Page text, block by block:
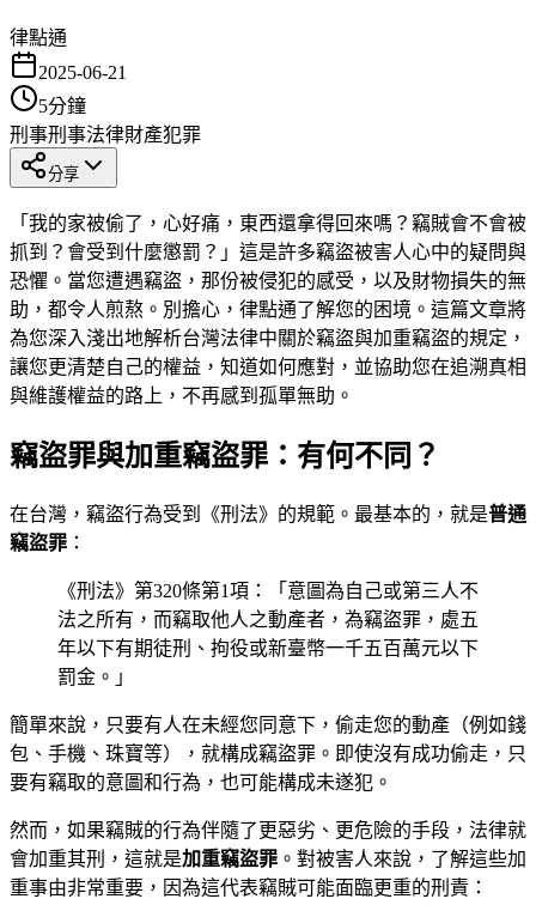
律點通
2025-06-21
5分鐘
刑事刑事法律財產犯罪
分享
「我的家被偷了，心好痛，東西還拿得回來嗎？竊賊會不會被
抓到？會受到什麼懲罰？」這是許多竊盜被害人心中的疑問與
恐懼。當您遭遇竊盜，那份被侵犯的感受，以及財物損失的無
助，都令人煎熬。別擔心，律點通了解您的困境。這篇文章將
為您深入淺出地解析台灣法律中關於竊盜與加重竊盜的規定，
讓您更清楚自己的權益，知道如何應對，並協助您在追溯真相
與維護權益的路上，不再感到孤單無助。
竊盜罪與加重竊盜罪：有何不同？
在台灣，竊盜行為受到《刑法》的規範。最基本的，就是普通
竊盜罪 ：
《刑法》第320條第1項：「意圖為自己或第三人不
法之所有，而竊取他人之動產者，為竊盜罪，處五
年以下有期徒刑、拘役或新臺幣一千五百萬元以下
罰金。」
簡單來說，只要有人在未經您同意下，偷走您的動產（例如錢
包、手機、珠寶等），就構成竊盜罪。即使沒有成功偷走，只
要有竊取的意圖和行為，也可能構成未遂犯。
然而，如果竊賊的行為伴隨了更惡劣、更危險的手段，法律就
會加重其刑，這就是加重竊盜罪 。對被害人來說，了解這些加
重事由非常重要，因為這代表竊賊可能面臨更重的刑責：